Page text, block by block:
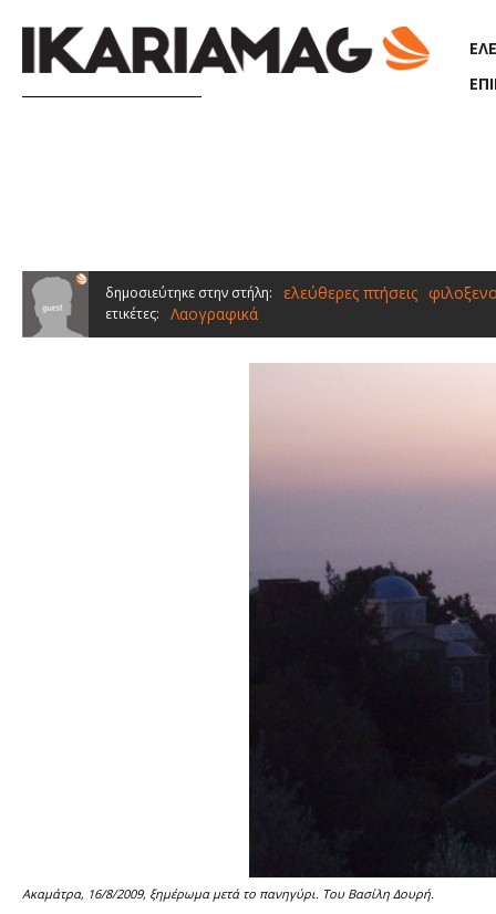
δημοσιεύτηκε στην στήλη: ελεύθερες πτήσεις
ετικέτες: Λαογραφικά
Ακαμάτρα, 16/8/2009, ξημέρωμα μετά το πανηγύρι. Του Βασίλη Δουρή.